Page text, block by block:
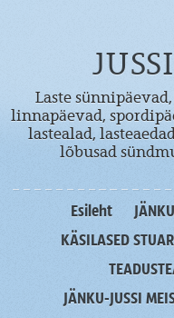
Laste
linnapäevad,
lastealad,
lõbusad
Esileht
KÄSILASED
JÄNKU-JUSSI